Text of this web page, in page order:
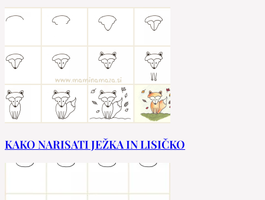
KAKO NARISATI JEŽKA IN LISIČKO